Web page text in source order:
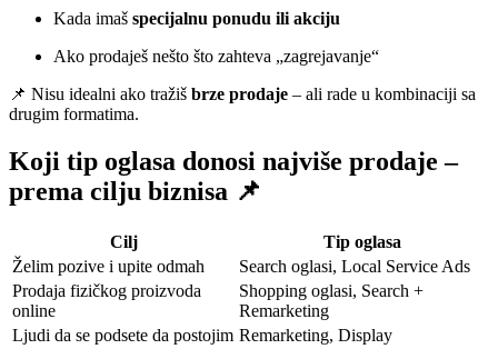
Kada imaš specijalnu ponudu ili akciju
Ako prodaješ nešto što zahteva „zagrejavanje“
📌 Nisu idealni ako tražiš brze prodaje – ali rade u kombinaciji sa
drugim formatima.
Koji tip oglasa donosi najviše prodaje –
prema cilju biznisa 📌
Cilj
Tip oglasa
Želim pozive i upite odmah
Search oglasi, Local Service Ads
Prodaja fizičkog proizvoda
online
Shopping oglasi, Search +
Remarketing
Ljudi da se podsete da postojim Remarketing, Display